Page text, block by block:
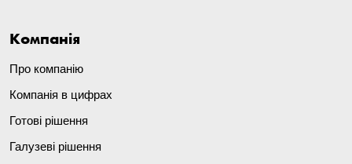
Компанія
Про компанію
Компанія в цифрах
Готові рішення
Галузеві рішення